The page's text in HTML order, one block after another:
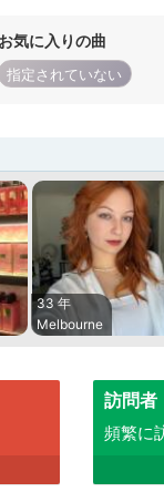
お気に入りの曲
指定されていない
33 年
Melbourne
訪問者
頻繁に